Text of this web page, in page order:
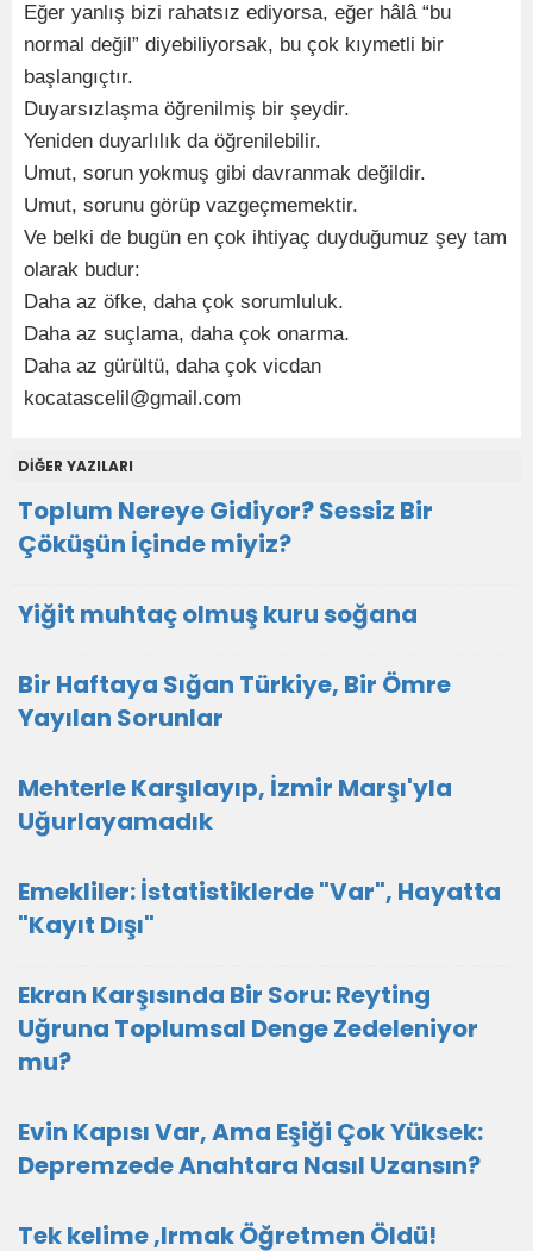
Eğer yanlış bizi rahatsız ediyorsa, eğer hâlâ “bu
normal değil” diyebiliyorsak, bu çok kıymetli bir
başlangıçtır.
Duyarsızlaşma öğrenilmiş bir şeydir.
Yeniden duyarlılık da öğrenilebilir.
Umut, sorun yokmuş gibi davranmak değildir.
Umut, sorunu görüp vazgeçmemektir.
Ve belki de bugün en çok ihtiyaç duyduğumuz şey tam
olarak budur:
Daha az öfke, daha çok sorumluluk.
Daha az suçlama, daha çok onarma.
Daha az gürültü, daha çok vicdan
kocatascelil@gmail.com
DİĞER YAZILARI
Toplum Nereye Gidiyor? Sessiz Bir
Çöküşün İçinde miyiz?
Yiğit muhtaç olmuş kuru soğana
Bir Haftaya Sığan Türkiye, Bir Ömre
Yayılan Sorunlar
Mehterle Karşılayıp, İzmir Marşı'yla
Uğurlayamadık
Emekliler: İstatistiklerde "Var", Hayatta
"Kayıt Dışı"
Ekran Karşısında Bir Soru: Reyting
Uğruna Toplumsal Denge Zedeleniyor
mu?
Evin Kapısı Var, Ama Eşiği Çok Yüksek:
Depremzede Anahtara Nasıl Uzansın?
Tek kelime ,Irmak Öğretmen Öldü!